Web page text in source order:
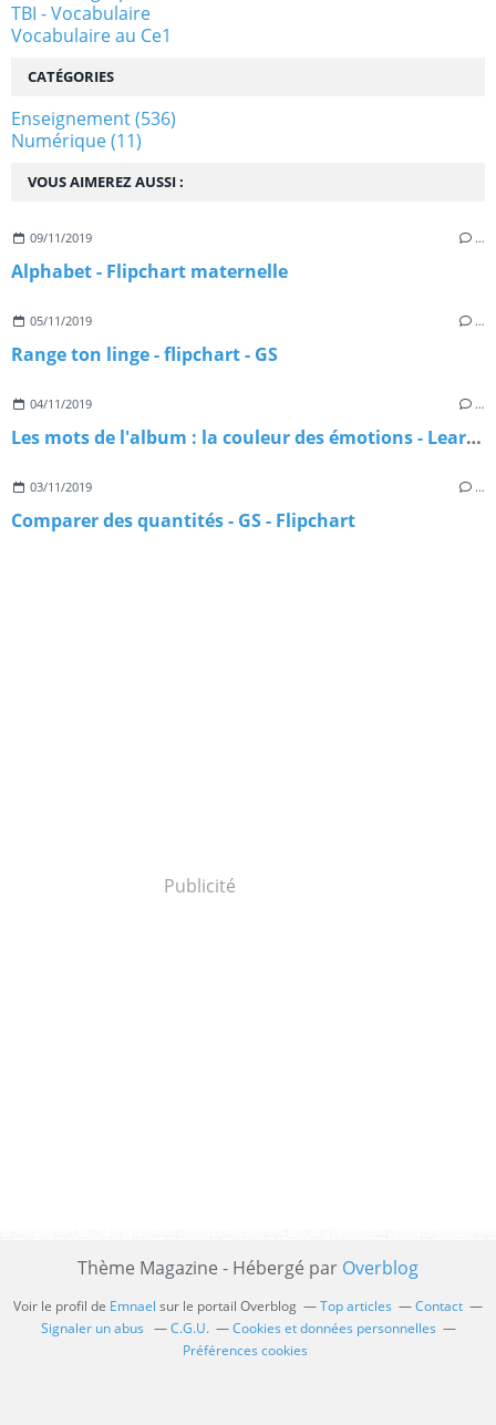
VOUS AIMEREZ AUSSI :
09/11/2019 …
Alphabet - Flipchart maternelle
05/11/2019 …
Range ton linge - flipchart - GS
04/11/2019 …
Les mots de l'album : la couleur des émotions - Learningapps
03/11/2019 …
Comparer des quantités - GS - Flipchart
TBI - Vocabulaire
Vocabulaire au Ce1
CATÉGORIES
Enseignement(536)
Numérique(11)
Publicité
Thème Magazine - Hébergé par Overblog
Voir le profil de Emnael sur le portail Overblog Top articles
Contact
Signaler un abus
C.G.U.
Cookies et données personnelles
Préférences cookies